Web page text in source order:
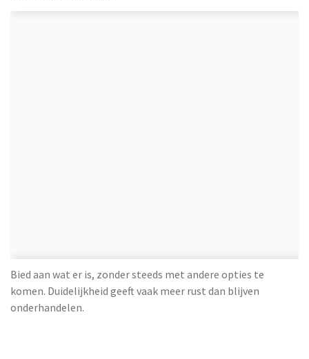
Bied aan wat er is, zonder steeds met andere opties te
komen. Duidelijkheid geeft vaak meer rust dan blijven
onderhandelen.